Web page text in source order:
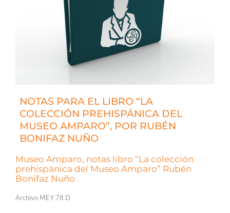
NOTAS PARA EL LIBRO “LA
COLECCIÓN PREHISPÁNICA DEL
MUSEO AMPARO”, POR RUBÉN
BONIFAZ NUÑO
Museo Amparo, notas libro “La colección
prehispánica del Museo Amparo” Rubén
Bonifaz Nuño
Archivo MEY 78 D